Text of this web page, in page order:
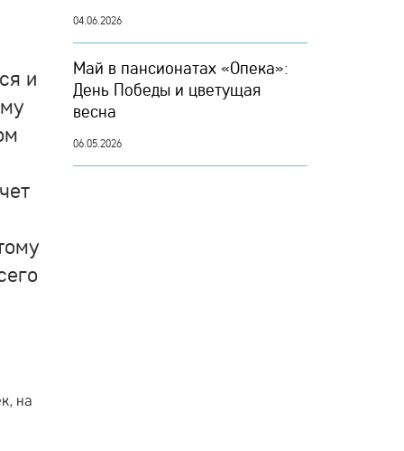
и
на
04.06.2026
Май в пансионатах «Опека»:
День Победы и цветущая
весна
06.05.2026